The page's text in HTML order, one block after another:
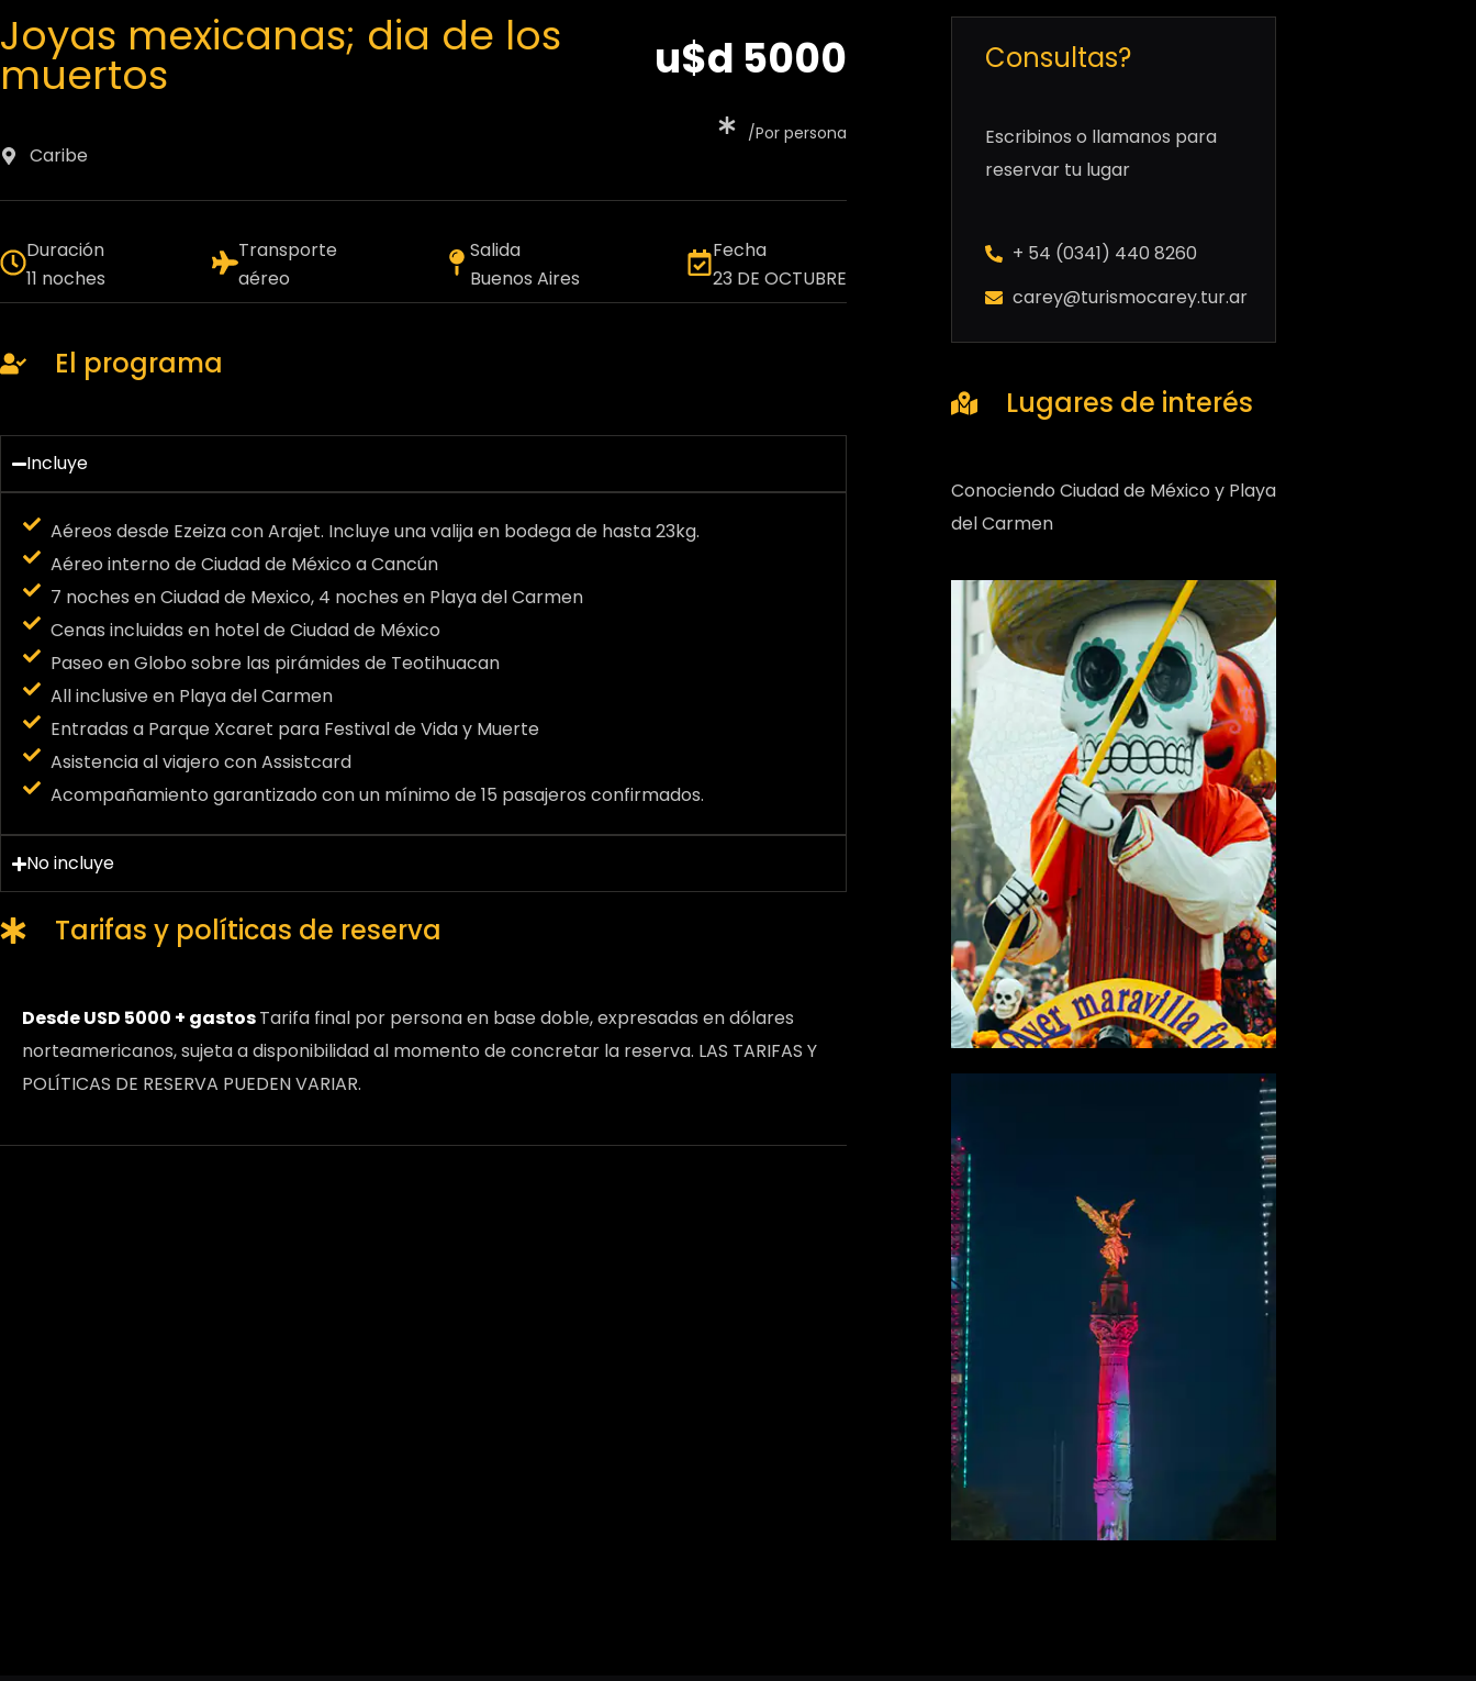
Joyas mexicanas; dia de los
muertos
Caribe
u$d 5000
/Por persona
Duración
11 noches
Transporte
aéreo
Salida
Buenos Aires
Fecha
23 DE OCTUBRE
El programa
Incluye
Aéreos desde Ezeiza con Arajet. Incluye una valija en bodega de hasta 23kg.
Aéreo interno de Ciudad de México a Cancún
7 noches en Ciudad de Mexico, 4 noches en Playa del Carmen
Cenas incluidas en hotel de Ciudad de México
Paseo en Globo sobre las pirámides de Teotihuacan
All inclusive en Playa del Carmen
Entradas a Parque Xcaret para Festival de Vida y Muerte
Asistencia al viajero con Assistcard
Acompañamiento garantizado con un mínimo de 15 pasajeros confirmados.
No incluye
Tarifas y políticas de reserva
Desde USD 5000 + gastosTarifa final por persona en base doble, expresadas en dólares
norteamericanos, sujeta a disponibilidad al momento de concretar la reserva. LAS TARIFAS Y
POLÍTICAS DE RESERVA PUEDEN VARIAR.
Consultas?
Escribinos o llamanos para
reservar tu lugar
+ 54 (0341) 440 8260
carey@turismocarey.tur.ar
Lugares de interés
Conociendo Ciudad de México y Playa
del Carmen